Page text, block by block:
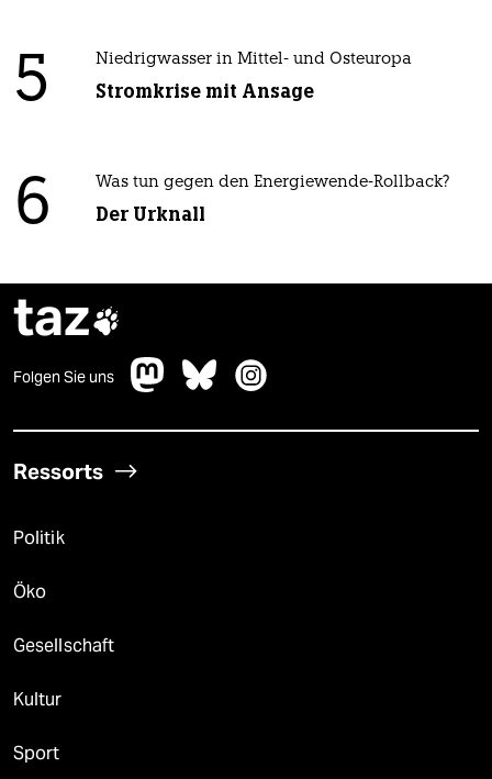
5 Niedrigwasser in Mittel- und Osteuropa
Stromkrise mit Ansage
6 Was tun gegen den Energiewende-Rollback?
Der Urknall
taz
Folgen Sie uns
Ressorts
Politik
Öko
Gesellschaft
Kultur
Sport